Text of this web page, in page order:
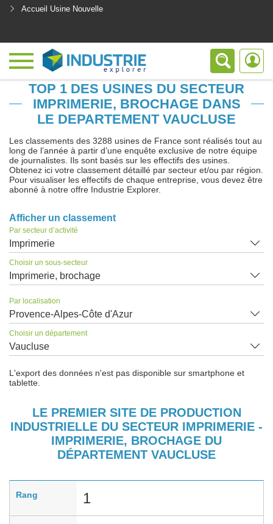
Accueil Usine Nouvelle
TOP 1 DES USINES DU SECTEUR
IMPRIMERIE, BROCHAGE DANS
LE DEPARTEMENT VAUCLUSE
Les classements des 3288 usines de France sont réalisés tout au
long de l’année à partir d’une enquête exclusive de notre équipe
de journalistes. Ils sont basés sur les effectifs des usines.
Obtenez ici votre classement détaillé par secteur et/ou par région.
Pour visualiser les effectifs de chaque entreprise, vous devez être
abonné à notre offre Industrie Explorer.
Afficher un classement
Par secteur d’activité
Imprimerie
Choisir un sous-secteur
Imprimerie, brochage
Par localisation
Provence-Alpes-Côte d'Azur
Choisir un département
Vaucluse
L'export des données n'est pas disponible sur smartphone et
tablette.
LE PREMIER SITE DE PRODUCTION
INDUSTRIELLE DU SECTEUR IMPRIMERIE -
IMPRIMERIE, BROCHAGE DU
DÉPARTEMENT VAUCLUSE
Rang 1